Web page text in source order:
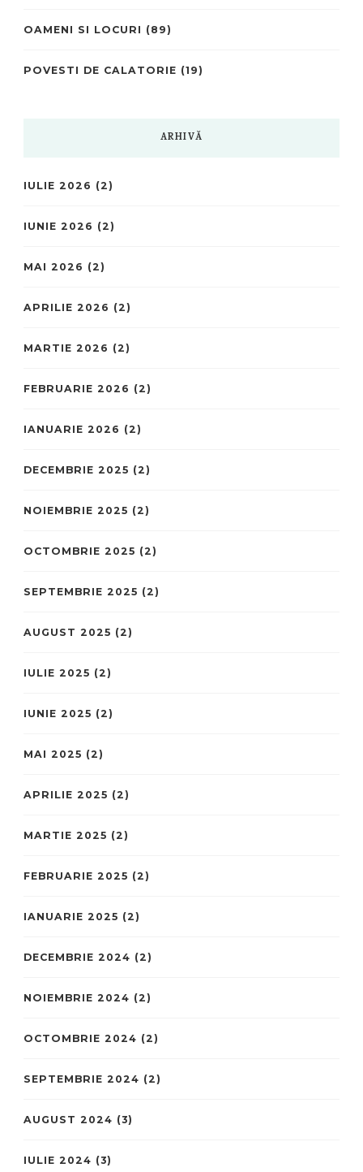
OAMENI SI LOCURI (89)
POVESTI DE CALATORIE (19)
ARHIVĂ
IULIE 2026 (2)
IUNIE 2026 (2)
MAI 2026 (2)
APRILIE 2026 (2)
MARTIE 2026 (2)
FEBRUARIE 2026 (2)
IANUARIE 2026 (2)
DECEMBRIE 2025 (2)
NOIEMBRIE 2025 (2)
OCTOMBRIE 2025 (2)
SEPTEMBRIE 2025 (2)
AUGUST 2025 (2)
IULIE 2025 (2)
IUNIE 2025 (2)
MAI 2025 (2)
APRILIE 2025 (2)
MARTIE 2025 (2)
FEBRUARIE 2025 (2)
IANUARIE 2025 (2)
DECEMBRIE 2024 (2)
NOIEMBRIE 2024 (2)
OCTOMBRIE 2024 (2)
SEPTEMBRIE 2024 (2)
AUGUST 2024 (3)
IULIE 2024 (3)